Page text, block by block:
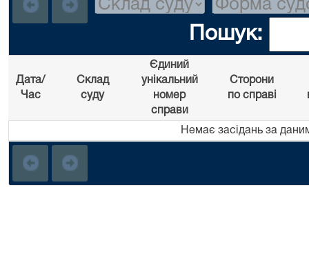
Пошук:
Дата/
Час
Склад
суду
Єдиний
унікальний
номер
справи
Сторони
по справі
Немає засідань за